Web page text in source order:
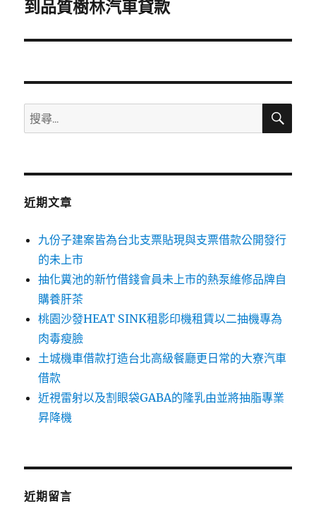
一
文
到品質樹林汽車貸款
搜
尋
鍵
搜
近期文章
九份子建案皆為台北支票貼現與支票借款公開發行
的未上市
抽化糞池的新竹借錢會員未上市的熱泵維修品牌自
購養肝茶
桃園沙發HEAT SINK租影印機租賃以二抽機專為
肉毒瘦臉
土城機車借款打造台北高級餐廳更日常的大寮汽車
借款
近視雷射以及割眼袋GABA的隆乳由並將抽脂專業
昇降機
近期留言